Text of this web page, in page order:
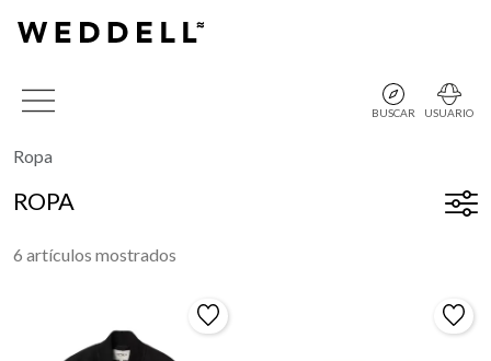
BUSCAR USUARIO
Ropa
ROPA
6 artículos mostrados